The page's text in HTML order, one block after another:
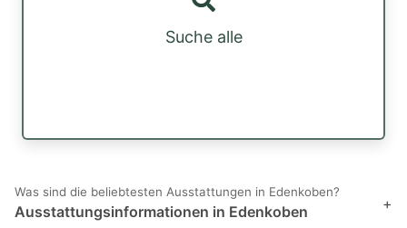
Suche alle
Was sind die beliebtesten Ausstattungen in Edenkoben?
Ausstattungsinformationen in Edenkoben +